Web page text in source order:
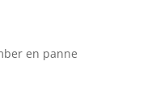
en panne